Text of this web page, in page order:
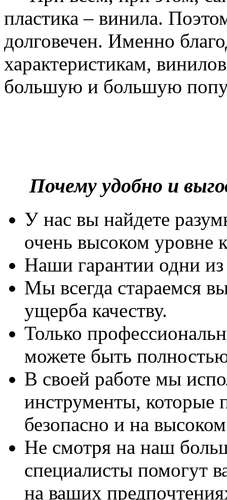
пластика – винила.
долговечен. Именно
характеристикам,
большую и большую
Почему удобно и
У нас вы найдете
очень высоком уровне
Наши гарантии одни
Мы всегда стараемся
ущерба качеству.
Только
можете быть
В своей работе мы
инструменты, которые
безопасно и на
Не смотря на наш
специалисты помогут
на ваших